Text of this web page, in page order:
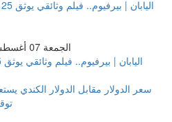
الجمعة 07 أغسطس 2026 01:46 صباحاً